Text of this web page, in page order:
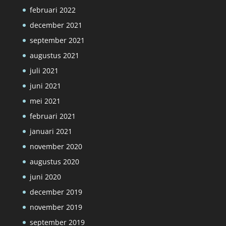
februari 2022
december 2021
september 2021
augustus 2021
juli 2021
juni 2021
mei 2021
februari 2021
januari 2021
november 2020
augustus 2020
juni 2020
december 2019
november 2019
september 2019